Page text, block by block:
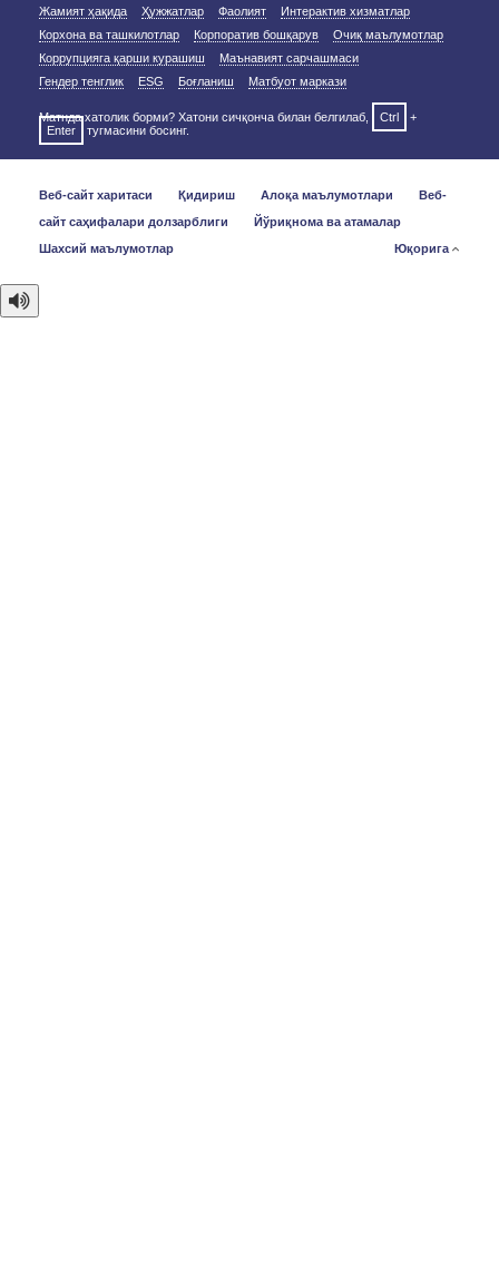
Жамият ҳақида Ҳужжатлар Фаолият
Интерактив хизматлар
Корхона ва ташкилотлар
Корпоратив бошқарув
Очиқ маълумотлар
Коррупцияга қарши курашиш
Маънавият сарчашмаси
Гендер тенглик
ESG Боғланиш Матбуот маркази
Матнда хатолик борми? Хатони сичқонча билан белгилаб, Ctrl
+
Enter
тугмасини босинг.
Веб-сайт харитаси Қидириш Алоқа маълумотлари
Веб-
сайт саҳифалари долзарблиги
Йўриқнома ва атамалар
Шахсий маълумотлар
Юқорига